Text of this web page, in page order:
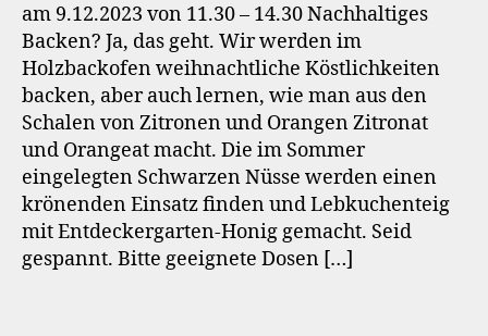
am 9.12.2023 von 11.30 – 14.30 Nachhaltiges
Backen? Ja, das geht. Wir werden im
Holzbackofen weihnachtliche Köstlichkeiten
backen, aber auch lernen, wie man aus den
Schalen von Zitronen und Orangen Zitronat
und Orangeat macht. Die im Sommer
eingelegten Schwarzen Nüsse werden einen
krönenden Einsatz finden und Lebkuchenteig
mit Entdeckergarten-Honig gemacht. Seid
gespannt. Bitte geeignete Dosen […]